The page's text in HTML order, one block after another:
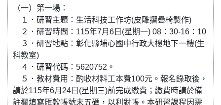
（一）第一場：
１．研習主題：生活科技工作坊(皮雕摺疊椅製作)
２．研習時間：115年7月6日(星期一) 08：30-16：10
３．研習地點：彰化縣埔心國中行政大樓地下一樓(生
科教室)
４．研習代碼：5620752。
５．教材費用：酌收材料工本費100元。報名錄取後，
請於115年6月24日(星期三)前完成繳費；繳費時請於備
註欄填寫匯款帳號末五碼，以利對帳。本研習課程因需